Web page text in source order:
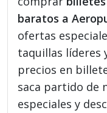
baratos a
ofertas
taquillas líderes
precios en
saca partido de
especiales y